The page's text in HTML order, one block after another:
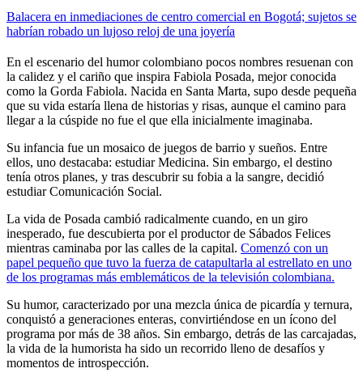
Balacera en inmediaciones de centro comercial en Bogotá; sujetos se
habrían robado un lujoso reloj de una joyería
En el escenario del humor colombiano pocos nombres resuenan con
la calidez y el cariño que inspira Fabiola Posada, mejor conocida
como la Gorda Fabiola. Nacida en Santa Marta, supo desde pequeña
que su vida estaría llena de historias y risas, aunque el camino para
llegar a la cúspide no fue el que ella inicialmente imaginaba.
Su infancia fue un mosaico de juegos de barrio y sueños. Entre
ellos, uno destacaba: estudiar Medicina. Sin embargo, el destino
tenía otros planes, y tras descubrir su fobia a la sangre, decidió
estudiar Comunicación Social.
La vida de Posada cambió radicalmente cuando, en un giro
inesperado, fue descubierta por el productor de Sábados Felices
mientras caminaba por las calles de la capital. Comenzó con un
papel pequeño que tuvo la fuerza de catapultarla al estrellato en uno
de los programas más emblemáticos de la televisión colombiana.
Su humor, caracterizado por una mezcla única de picardía y ternura,
conquistó a generaciones enteras, convirtiéndose en un ícono del
programa por más de 38 años. Sin embargo, detrás de las carcajadas,
la vida de la humorista ha sido un recorrido lleno de desafíos y
momentos de introspección.